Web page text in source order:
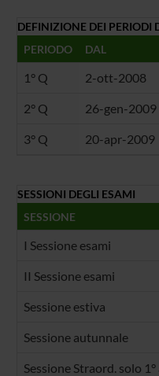
DEFINIZIONE DEI PERIODI
PERIODO
DAL
1° Q 2-ott-2008
2° Q 26-gen-2009
3° Q 20-apr-2009
SESSIONI DEGLI ESAMI
SESSIONE
I Sessione esami
II Sessione esami
Sessione estiva
Sessione autunnale
Sessione Straord. solo